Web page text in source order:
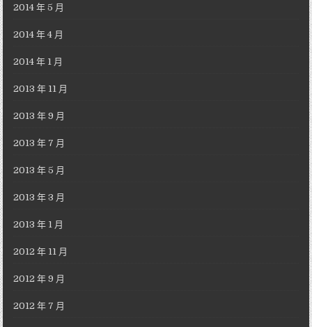
2014 年 5 月
2014 年 4 月
2014 年 1 月
2013 年 11 月
2013 年 9 月
2013 年 7 月
2013 年 5 月
2013 年 3 月
2013 年 1 月
2012 年 11 月
2012 年 9 月
2012 年 7 月